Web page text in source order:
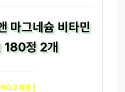
마그네슘 비타민
180정 2개
NO.2 제품 ]